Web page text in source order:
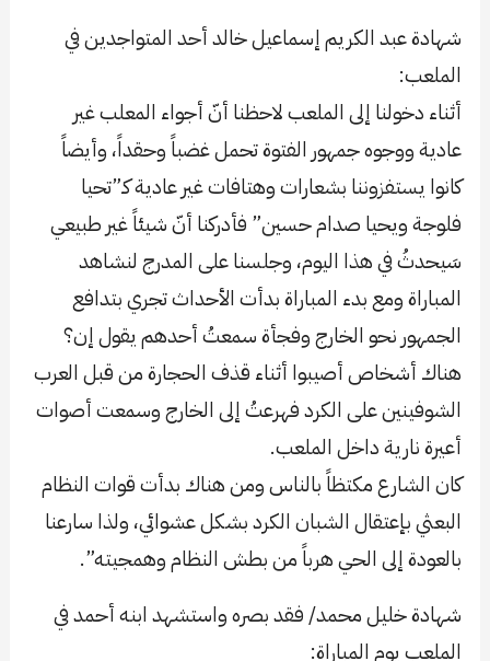
شهادة عبد الكريم إسماعيل خالد أحد المتواجدين في
الملعب:
أثناء دخولنا إلى الملعب لاحظنا أنّ أجواء المعلب غير
عادية ووجوه جمهور الفتوة تحمل غضباً وحقداً، وأيضاً
كانوا يستفزوننا بشعارات وهتافات غير عادية كـ”تحيا
فلوجة ويحيا صدام حسين” فأدركنا أنّ شيئاً غير طبيعي
سَيحدثُ في هذا اليوم، وجلسنا على المدرج لنشاهد
المباراة ومع بدء المباراة بدأت الأحداث تجري بتدافع
الجمهور نحو الخارج وفجأة سمعتُ أحدهم يقول إن؟
هناك أشخاص أصيبوا أثناء قذف الحجارة من قبل العرب
الشوفينين على الكرد فهرعتُ إلى الخارج وسمعت أصوات
أعيرة نارية داخل الملعب.
كان الشارع مكتظاً بالناس ومن هناك بدأت قوات النظام
البعثي بإعتقال الشبان الكرد بشكل عشوائي، ولذا سارعنا
بالعودة إلى الحي هرباً من بطش النظام وهمجيته”.
شهادة خليل محمد/ فقد بصره واستشهد ابنه أحمد في
الملعب يوم المباراة: